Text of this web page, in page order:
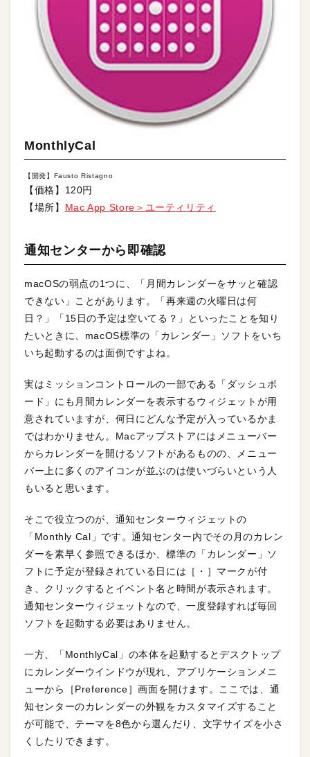
MonthlyCal
【開発】Fausto Ristagno
【価格】120円
【場所】 Mac App Store＞ユーティリティ
通知センターから即確認
macOSの弱点の1つに、「月間カレンダーをサッと確認
できない」ことがあります。「再来週の火曜日は何
日？」「15日の予定は空いてる？」といったことを知り
たいときに、macOS標準の「カレンダー」ソフトをいち
いち起動するのは面倒ですよね。
実はミッションコントロールの一部である「ダッシュボ
ード」にも月間カレンダーを表示するウィジェットが用
意されていますが、何日にどんな予定が入っているかま
ではわかりません。Macアップストアにはメニューバー
からカレンダーを開けるソフトがあるものの、メニュー
バー上に多くのアイコンが並ぶのは使いづらいという人
もいると思います。
そこで役立つのが、通知センターウィジェットの
「Monthly Cal」です。通知センター内でその月のカレン
ダーを素早く参照できるほか、標準の「カレンダー」ソ
フトに予定が登録されている日には［・］マークが付
き、クリックするとイベント名と時間が表示されます。
通知センターウィジェットなので、一度登録すれば毎回
ソフトを起動する必要はありません。
一方、「MonthlyCal」の本体を起動するとデスクトップ
にカレンダーウインドウが現れ、アプリケーションメニ
ューから［Preference］画面を開けます。ここでは、通
知センターのカレンダーの外観をカスタマイズすること
が可能で、テーマを8色から選んだり、文字サイズを小さ
くしたりできます。